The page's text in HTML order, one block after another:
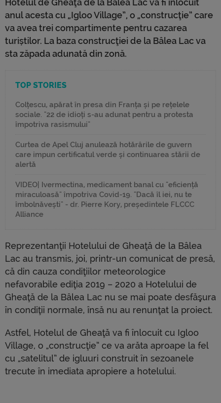
Hotelul de Gheaţă de la Bâlea Lac va fi înlocuit
anul acesta cu „Igloo Village”, o „construcţie” care
va avea trei compartimente pentru cazarea
turiștilor. La baza construcţiei de la Bâlea Lac va
sta zăpada adunată din zonă.
TOP STORIES
Colțescu, apărat în presa din Franța și pe rețelele
sociale. "22 de idioți s-au adunat pentru a protesta
împotriva rasismului"
Curtea de Apel Cluj anulează hotărârile de guvern
care impun certificatul verde și continuarea stării de
alertă
VIDEO| Ivermectina, medicament banal cu "eficiență
miraculoasă" împotriva Covid-19. "Dacă îl iei, nu te
îmbolnăvești" - dr. Pierre Kory, președintele FLCCC
Alliance
Reprezentanţii Hotelului de Gheaţă de la Bâlea
Lac au transmis, joi, printr-un comunicat de presă,
că din cauza condiţiilor meteorologice
nefavorabile ediţia 2019 – 2020 a Hotelului de
Gheaţă de la Bâlea Lac nu se mai poate desfăşura
în condiţii normale, însă nu au renunţat la proiect.
Astfel, Hotelul de Gheaţă va fi înlocuit cu Igloo
Village, o „construcţie” ce va arăta aproape la fel
cu „satelitul” de igluuri construit în sezoanele
trecute în imediata apropiere a hotelului.